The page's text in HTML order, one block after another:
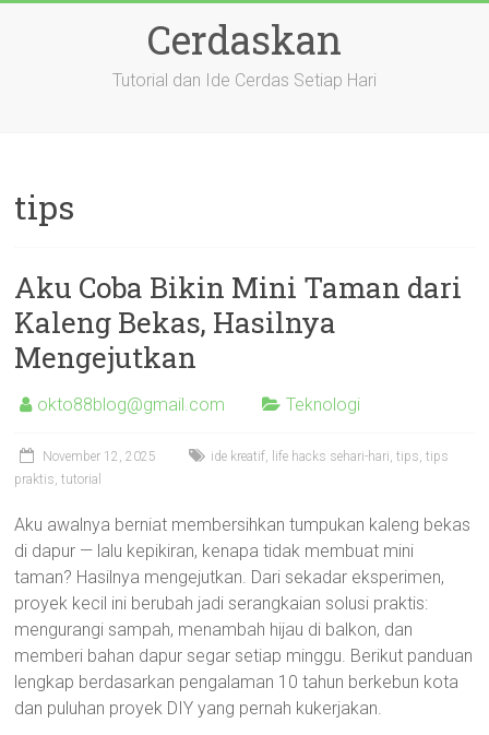
Cerdaskan
Tutorial dan Ide Cerdas Setiap Hari
tips
Aku Coba Bikin Mini Taman dari
Kaleng Bekas, Hasilnya
Mengejutkan
okto88blog@gmail.com Teknologi
November 12, 2025 ide kreatif, life hacks sehari-hari,tips,tips
praktis,tutorial
Aku awalnya berniat membersihkan tumpukan kaleng bekas
di dapur — lalu kepikiran, kenapa tidak membuat mini
taman? Hasilnya mengejutkan. Dari sekadar eksperimen,
proyek kecil ini berubah jadi serangkaian solusi praktis:
mengurangi sampah, menambah hijau di balkon, dan
memberi bahan dapur segar setiap minggu. Berikut panduan
lengkap berdasarkan pengalaman 10 tahun berkebun kota
dan puluhan proyek DIY yang pernah kukerjakan.